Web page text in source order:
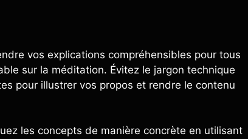
vos explications compréhensibles pour tous
sur la méditation. Évitez le jargon technique
pour illustrer vos propos et rendre le contenu
les concepts de manière concrète en utilisant